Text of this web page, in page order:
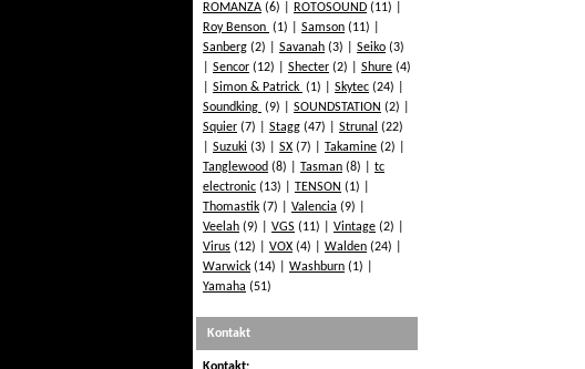
ROMANZA (6) ROTOSOUND (11)
Roy Benson (1) Samson (11)
Sanberg (2) Savanah (3) Seiko (3)
Sencor (12) Shecter (2) Shure (4)
Simon & Patrick (1) Skytec (24)
Soundking (9) SOUNDSTATION (2)
Squier (7) Stagg (47) Strunal (22)
Suzuki (3) SX (7) Takamine (2)
Tanglewood (8) Tasman (8)
tc
electronic (13) TENSON (1)
Thomastik (7) Valencia (9)
Veelah (9) VGS (11) Vintage (2)
Virus (12) VOX (4) Walden (24)
Warwick (14) Washburn (1)
Yamaha (51)
Kontakt